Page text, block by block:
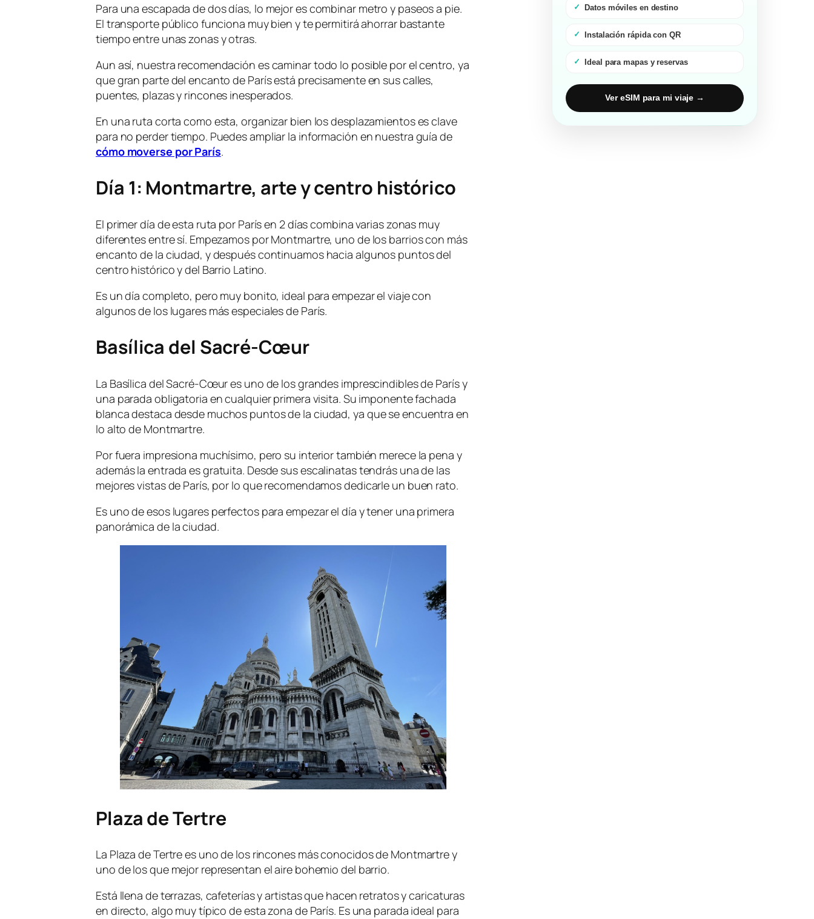
Para una escapada de dos días, lo mejor es combinar metro y paseos a pie.
El transporte público funciona muy bien y te permitirá ahorrar bastante
tiempo entre unas zonas y otras.
Aun así, nuestra recomendación es caminar todo lo posible por el centro, ya
que gran parte del encanto de París está precisamente en sus calles,
puentes, plazas y rincones inesperados.
En una ruta corta como esta, organizar bien los desplazamientos es clave
para no perder tiempo. Puedes ampliar la información en nuestra guía de
cómo moverse por París.
Día 1: Montmartre, arte y centro histórico
El primer día de esta ruta por París en 2 días combina varias zonas muy
diferentes entre sí. Empezamos por Montmartre, uno de los barrios con más
encanto de la ciudad, y después continuamos hacia algunos puntos del
centro histórico y del Barrio Latino.
Es un día completo, pero muy bonito, ideal para empezar el viaje con
algunos de los lugares más especiales de París.
Basílica del Sacré-Cœur
La Basílica del Sacré-Cœur es uno de los grandes imprescindibles de París y
una parada obligatoria en cualquier primera visita. Su imponente fachada
blanca destaca desde muchos puntos de la ciudad, ya que se encuentra en
lo alto de Montmartre.
Por fuera impresiona muchísimo, pero su interior también merece la pena y
además la entrada es gratuita. Desde sus escalinatas tendrás una de las
mejores vistas de París, por lo que recomendamos dedicarle un buen rato.
Es uno de esos lugares perfectos para empezar el día y tener una primera
panorámica de la ciudad.
Plaza de Tertre
La Plaza de Tertre es uno de los rincones más conocidos de Montmartre y
uno de los que mejor representan el aire bohemio del barrio.
Está llena de terrazas, cafeterías y artistas que hacen retratos y caricaturas
en directo, algo muy típico de esta zona de París. Es una parada ideal para
Datos móviles en destino
Instalación rápida con QR
Ideal para mapas y reservas
Ver eSIM para mi viaje →